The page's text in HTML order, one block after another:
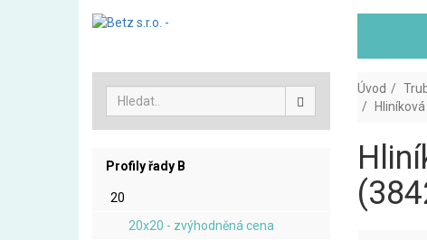
Profily řady B
20
20x20 - zvýhodněná cena
Úvod